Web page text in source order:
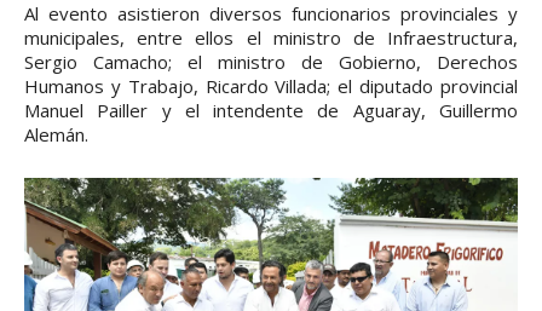
Al evento asistieron diversos funcionarios provinciales y
municipales, entre ellos el ministro de Infraestructura,
Sergio Camacho; el ministro de Gobierno, Derechos
Humanos y Trabajo, Ricardo Villada; el diputado provincial
Manuel Pailler y el intendente de Aguaray, Guillermo
Alemán.